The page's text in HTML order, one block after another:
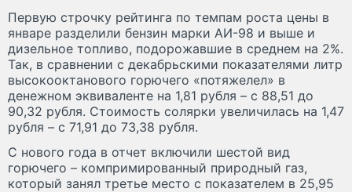
Первую строчку рейтинга по темпам роста цены в
январе разделили бензин марки АИ-98 и выше и
дизельное топливо, подорожавшие в среднем на 2%.
Так, в сравнении с декабрьскими показателями литр
высокооктанового горючего «потяжелел» в
денежном эквиваленте на 1,81 рубля – с 88,51 до
90,32 рубля. Стоимость солярки увеличилась на 1,47
рубля – с 71,91 до 73,38 рубля.
С нового года в отчет включили шестой вид
горючего – компримированный природный газ,
который занял третье место с показателем в 25,95